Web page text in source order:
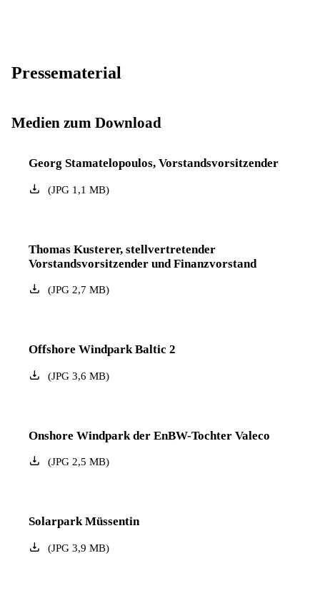
Pressematerial
Medien zum Download
Georg Stamatelopoulos, Vorstandsvorsitzender
(JPG1,1 MB)
Thomas Kusterer, stellvertretender
Vorstandsvorsitzender und Finanzvorstand
(JPG2,7 MB)
Offshore Windpark Baltic 2
(JPG3,6 MB)
Onshore Windpark der EnBW-Tochter Valeco
(JPG2,5 MB)
Solarpark Müssentin
(JPG3,9 MB)